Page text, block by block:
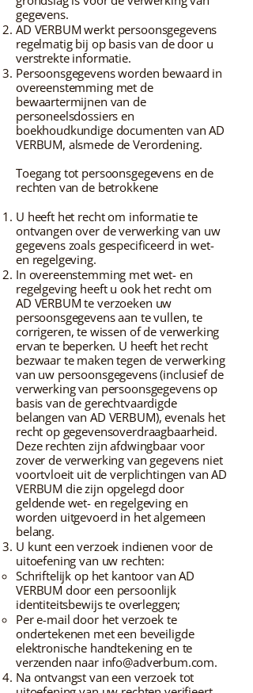
gegevens.
AD VERBUM werkt persoonsgegevens
regelmatig bij op basis van de door u
verstrekte informatie.
Persoonsgegevens worden bewaard in
overeenstemming met de
bewaartermijnen van de
personeelsdossiers en
boekhoudkundige documenten van AD
VERBUM, alsmede de Verordening.
Toegang tot persoonsgegevens en de
rechten van de betrokkene
U heeft het recht om informatie te
ontvangen over de verwerking van uw
gegevens zoals gespecificeerd in wet-
en regelgeving.
In overeenstemming met wet- en
regelgeving heeft u ook het recht om
AD VERBUM te verzoeken uw
persoonsgegevens aan te vullen, te
corrigeren, te wissen of de verwerking
ervan te beperken. U heeft het recht
bezwaar te maken tegen de verwerking
van uw persoonsgegevens (inclusief de
verwerking van persoonsgegevens op
basis van de gerechtvaardigde
belangen van AD VERBUM), evenals het
recht op gegevensoverdraagbaarheid.
Deze rechten zijn afdwingbaar voor
zover de verwerking van gegevens niet
voortvloeit uit de verplichtingen van AD
VERBUM die zijn opgelegd door
geldende wet- en regelgeving en
worden uitgevoerd in het algemeen
belang.
U kunt een verzoek indienen voor de
uitoefening van uw rechten:
Schriftelijk op het kantoor van AD
VERBUM door een persoonlijk
identiteitsbewijs te overleggen;
Per e-mail door het verzoek te
ondertekenen met een beveiligde
elektronische handtekening en te
verzenden naar info@adverbum.com.
Na ontvangst van een verzoek tot